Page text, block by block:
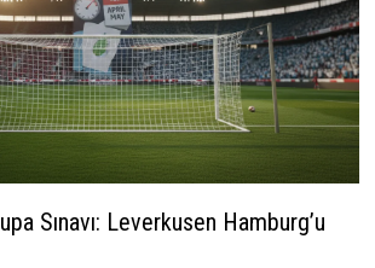
Sınavı: Leverkusen Hamburg’u